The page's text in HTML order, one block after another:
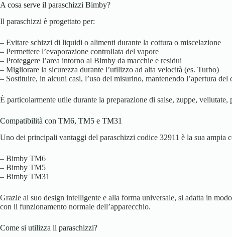
A cosa serve il paraschizzi Bimby?
Il paraschizzi è progettato per:
– Evitare schizzi di liquidi o alimenti durante la cottura o miscelazione
– Permettere l’evaporazione controllata del vapore
– Proteggere l’area intorno al Bimby da macchie e residui
– Migliorare la sicurezza durante l’utilizzo ad alta velocità (es. Turbo)
– Sostituire, in alcuni casi, l’uso del misurino, mantenendo l’apertura del
È particolarmente utile durante la preparazione di salse, zuppe,
Compatibilità con TM6, TM5 e TM31
Uno dei principali vantaggi del paraschizzi codice 32911 è la sua
– Bimby TM6
– Bimby TM5
– Bimby TM31
Grazie al suo design intelligente e alla forma universale, si adatta in
con il funzionamento normale dell’apparecchio.
Come si utilizza il paraschizzi?